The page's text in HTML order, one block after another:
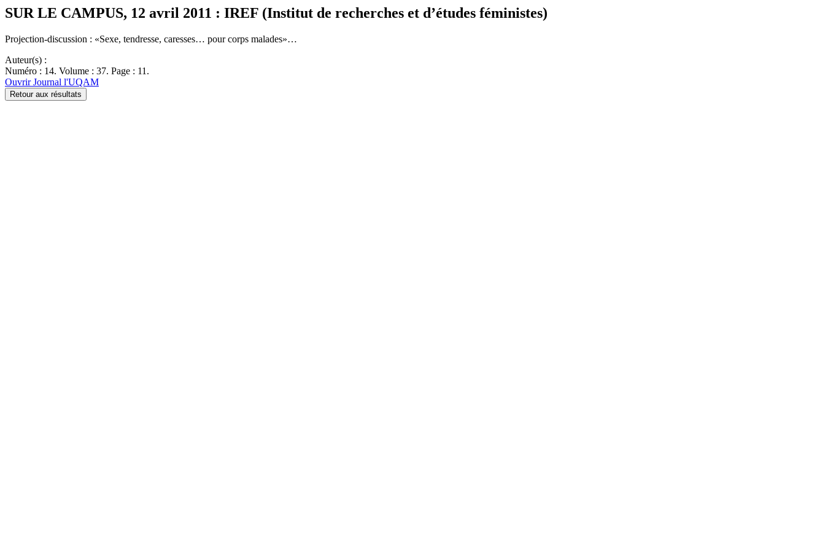
SUR LE CAMPUS, 12 avril 2011 : IREF (Institut de recherches et d’études féministes)
Projection-discussion : «Sexe, tendresse, caresses… pour corps malades»…
Auteur(s) :
Numéro : 14. Volume : 37. Page : 11.
Ouvrir Journal l'UQAM
Retour aux résultats